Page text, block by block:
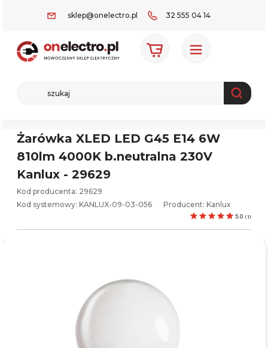
sklep@onelectro.pl 32 555 04 14
Żarówka XLED LED G45 E14 6W
810lm 4000K b.neutralna 230V
Kanlux - 29629
Kod producenta: 29629
Kod systemowy: KANLUX-09-03-056 Producent: Kanlux
5.0 ( 1)